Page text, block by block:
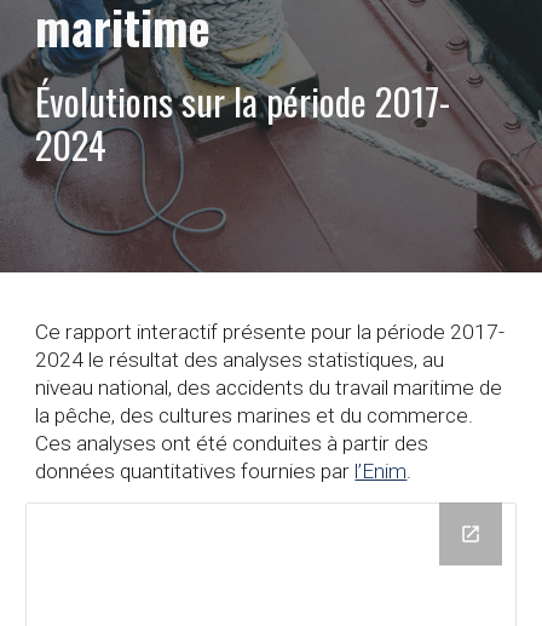
maritime
Évolutions sur la période 2017-
2024
Ce rapport interactif présente pour la période 2017-
2024 le résultat des analyses statistiques, au
niveau national, des accidents du travail maritime de
la pêche, des cultures marines et du commerce.
Ces analyses ont été conduites à partir des
données quantitatives fournies par l’Enim.